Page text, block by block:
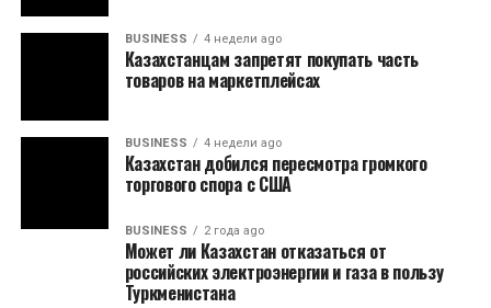
BUSINESS 4 недели ago
Казахстанцам запретят покупать часть
товаров на маркетплейсах
BUSINESS 4 недели ago
Казахстан добился пересмотра громкого
торгового спора с США
BUSINESS 2 года ago
Может ли Казахстан отказаться от
российских электроэнергии и газа в пользу
Туркменистана